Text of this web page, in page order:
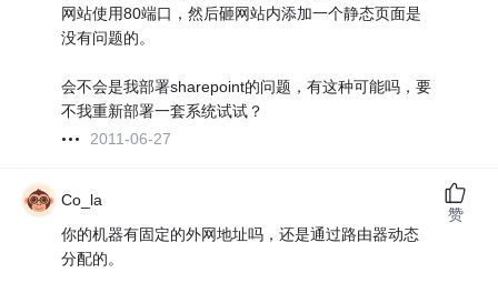
网站使用80端口，然后砸网站内添加一个静态页面是
没有问题的。
会不会是我部署sharepoint的问题，有这种可能吗，要
不我重新部署一套系统试试？
2011-06-27
Co_la
你的机器有固定的外网地址吗，还是通过路由器动态
分配的。
赞